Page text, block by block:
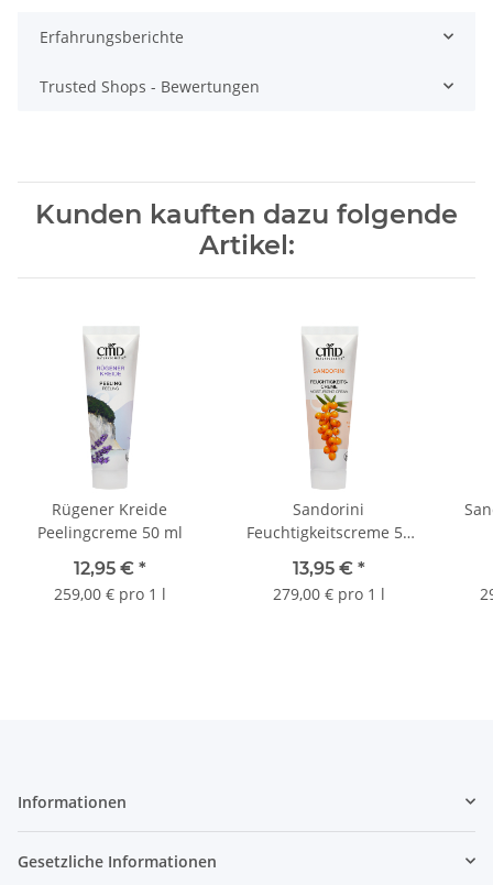
Erfahrungsberichte
Trusted Shops - Bewertungen
Kunden kauften dazu folgende
Artikel:
Rügener Kreide
Peelingcreme 50 ml
12,95 € *
259,00 € pro 1 l
Sandorini
Feuchtigkeitscreme 50
13,95 € *
279,00 € pro 1 l
Informationen
Gesetzliche Informationen